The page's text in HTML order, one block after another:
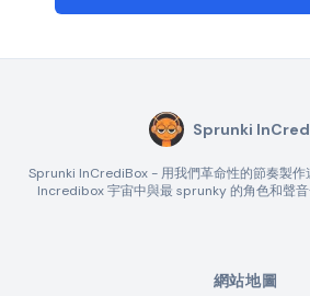
Sprunki
Sprunki InCrediBox - 用我們革命性的節奏製作
Incredibox 宇宙中與最 sprunky 的角色和聲音
網站地圖